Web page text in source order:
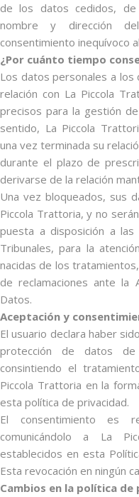
de los datos cedidos,
nombre y dirección
consentimiento inequívoco
¿Por cuánto tiempo
Los datos personales a
relación con La Piccola
precisos para la gestión
sentido, La Piccola
una vez terminada su
durante el plazo de
derivarse de la relación
Una vez bloqueados, sus
Piccola Trattoria, y no
puesta a disposición a las
Tribunales, para la
nacidas de los
de reclamaciones ante la
Datos.
Aceptación y
El usuario declara haber
protección de datos de
consintiendo el
Piccola Trattoria en la
esta política de privacidad.
El consentimiento es
comunicándolo a La
establecidos en esta
Esta revocación en ningún
Cambios en la política de